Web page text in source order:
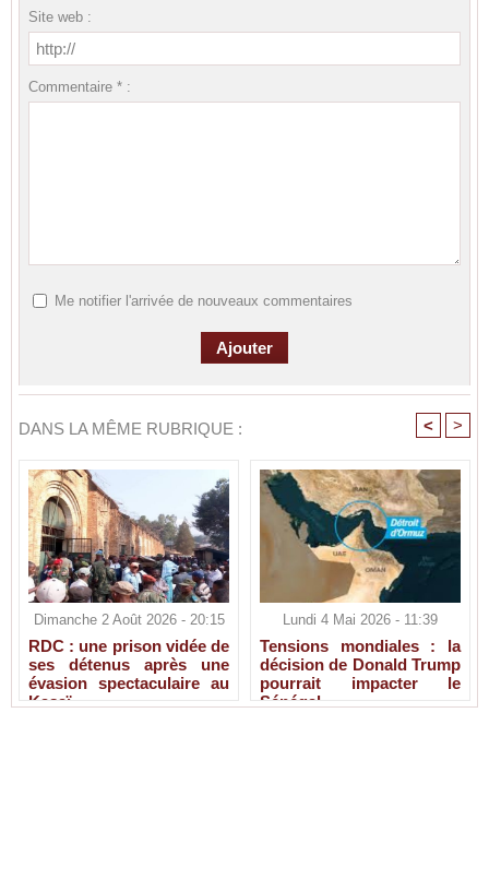
Site web :
Commentaire * :
Me notifier l'arrivée de nouveaux commentaires
DANS LA MÊME RUBRIQUE : < >
Dimanche 2 Août 2026 - 20:15
RDC : une prison vidée de
ses détenus après une
évasion spectaculaire au
Kasaï
Lundi 4 Mai 2026 - 11:39
Tensions mondiales : la
décision de Donald Trump
pourrait impacter le
Sénégal